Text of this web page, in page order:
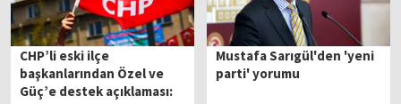
CHP’li eski ilçe
başkanlarından Özel ve
Güç’e destek açıklaması:
Mustafa Sarıgül'den 'yeni
parti' yorumu